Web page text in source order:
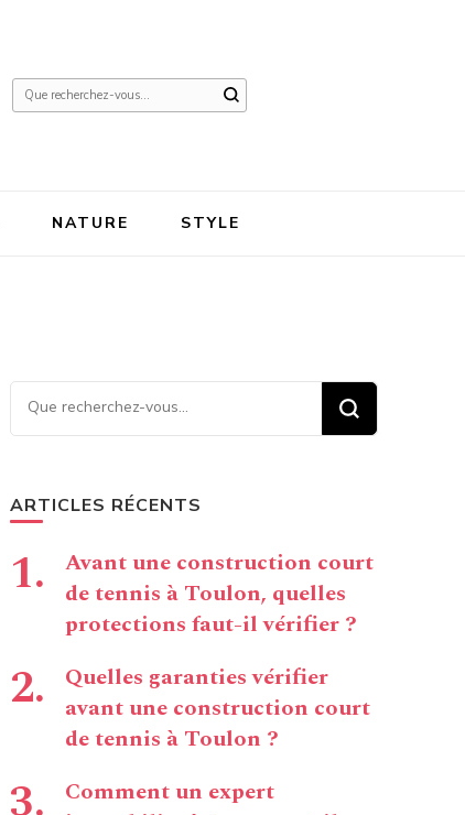
Vous
NATURE STYLE
Vous recherchiez quelque
chose ?
ARTICLES RÉCENTS
Avant une construction court
de tennis à Toulon, quelles
protections faut-il vérifier ?
Quelles garanties vérifier
avant une construction court
de tennis à Toulon ?
Comment un expert